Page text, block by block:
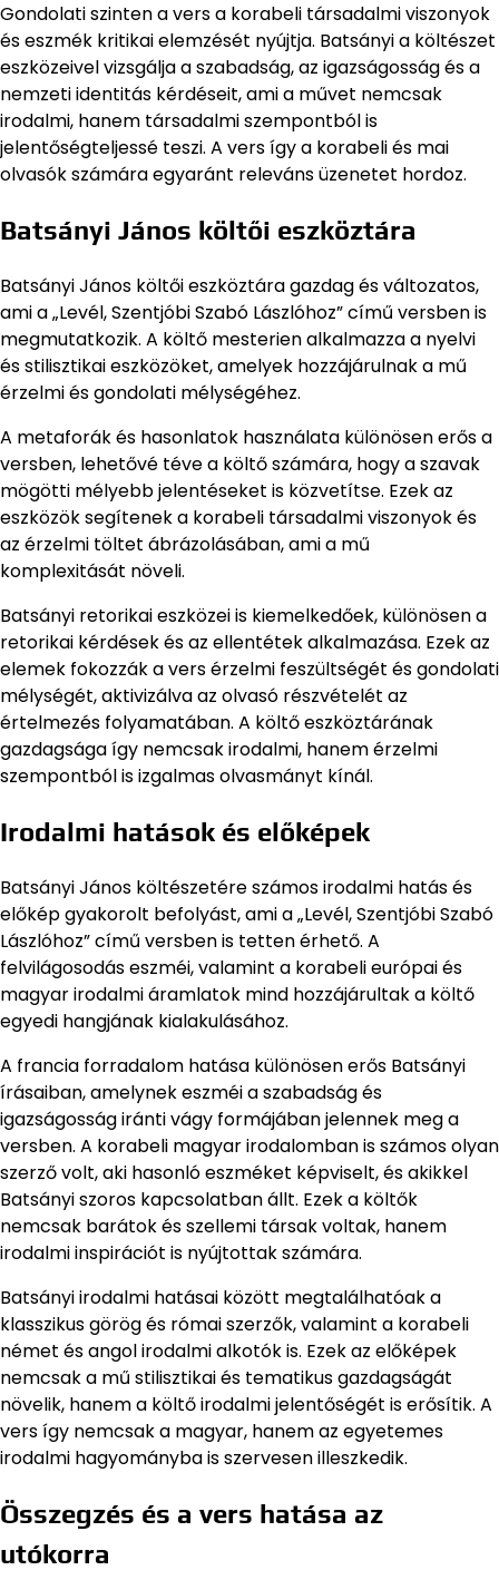
Gondolati szinten a vers a korabeli társadalmi viszonyok
és eszmék kritikai elemzését nyújtja. Batsányi a költészet
eszközeivel vizsgálja a szabadság, az igazságosság és a
nemzeti identitás kérdéseit, ami a művet nemcsak
irodalmi, hanem társadalmi szempontból is
jelentőségteljessé teszi. A vers így a korabeli és mai
olvasók számára egyaránt releváns üzenetet hordoz.
Batsányi János költői eszköztára
Batsányi János költői eszköztára gazdag és változatos,
ami a „Levél, Szentjóbi Szabó Lászlóhoz” című versben is
megmutatkozik. A költő mesterien alkalmazza a nyelvi
és stilisztikai eszközöket, amelyek hozzájárulnak a mű
érzelmi és gondolati mélységéhez.
A metaforák és hasonlatok használata különösen erős a
versben, lehetővé téve a költő számára, hogy a szavak
mögötti mélyebb jelentéseket is közvetítse. Ezek az
eszközök segítenek a korabeli társadalmi viszonyok és
az érzelmi töltet ábrázolásában, ami a mű
komplexitását növeli.
Batsányi retorikai eszközei is kiemelkedőek, különösen a
retorikai kérdések és az ellentétek alkalmazása. Ezek az
elemek fokozzák a vers érzelmi feszültségét és gondolati
mélységét, aktivizálva az olvasó részvételét az
értelmezés folyamatában. A költő eszköztárának
gazdagsága így nemcsak irodalmi, hanem érzelmi
szempontból is izgalmas olvasmányt kínál.
Irodalmi hatások és előképek
Batsányi János költészetére számos irodalmi hatás és
előkép gyakorolt befolyást, ami a „Levél, Szentjóbi Szabó
Lászlóhoz” című versben is tetten érhető. A
felvilágosodás eszméi, valamint a korabeli európai és
magyar irodalmi áramlatok mind hozzájárultak a költő
egyedi hangjának kialakulásához.
A francia forradalom hatása különösen erős Batsányi
írásaiban, amelynek eszméi a szabadság és
igazságosság iránti vágy formájában jelennek meg a
versben. A korabeli magyar irodalomban is számos olyan
szerző volt, aki hasonló eszméket képviselt, és akikkel
Batsányi szoros kapcsolatban állt. Ezek a költők
nemcsak barátok és szellemi társak voltak, hanem
irodalmi inspirációt is nyújtottak számára.
Batsányi irodalmi hatásai között megtalálhatóak a
klasszikus görög és római szerzők, valamint a korabeli
német és angol irodalmi alkotók is. Ezek az előképek
nemcsak a mű stilisztikai és tematikus gazdagságát
növelik, hanem a költő irodalmi jelentőségét is erősítik. A
vers így nemcsak a magyar, hanem az egyetemes
irodalmi hagyományba is szervesen illeszkedik.
Összegzés és a vers hatása az
utókorra